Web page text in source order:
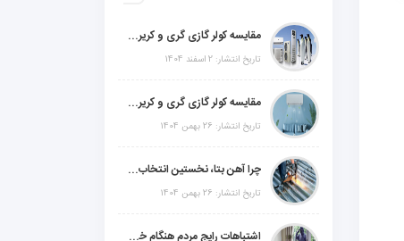
مقایسه کولر گازی گری و کریر و ال جی و جنرال گلد و هایسنس و مدیا و اجنرال
تاریخ انتشار: 2 اسفند 1404
مقایسه کولر گازی گری و کریر و ال جی و جنرال گلد و جنرال شکار و سامسونگ و یونیوا
تاریخ انتشار: 26 بهمن 1404
چرا آهن بتا، نخستین انتخاب برای گل میخ عرشه فولادی در ایران است؟
تاریخ انتشار: 26 بهمن 1404
اشتباهات رایج مردم هنگام خرید دزدگیر منزل